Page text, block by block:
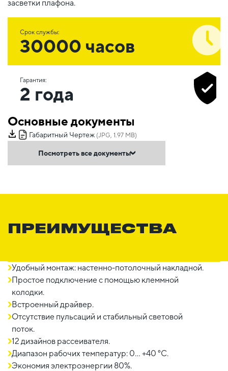
засветки плафона.
Срок службы:
30000 часов
Гарантия:
2 года
Основные документы
Габаритный Чертеж (JPG, 1.97 MB)
Посмотреть все документы
ПРЕИМУЩЕСТВА
Удобный монтаж: настенно-потолочный накладной.
Простое подключение с помощью клеммной
колодки.
Встроенный драйвер.
Отсутствие пульсаций и стабильный световой
поток.
12 дизайнов рассеивателя.
Диапазон рабочих температур: 0… +40 °С.
Экономия электроэнергии 80%.